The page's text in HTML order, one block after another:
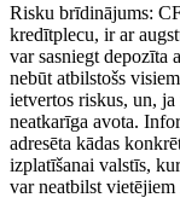
Risku brīdinājums:
kredītplecu, ir ar
var sasniegt depozīta
nebūt atbilstošs
ietvertos riskus, un,
neatkarīga avota.
adresēta kādas
izplatīšanai valstīs,
var neatbilst